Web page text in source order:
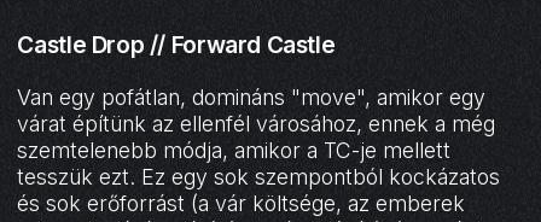
Castle Drop // Forward Castle
Van egy pofátlan, domináns "move", amikor egy
várat építünk az ellenfél városához, ennek a még
szemtelenebb módja, amikor a TC-je mellett
tesszük ezt. Ez egy sok szempontból kockázatos
és sok erőforrást (a vár költsége, az emberek